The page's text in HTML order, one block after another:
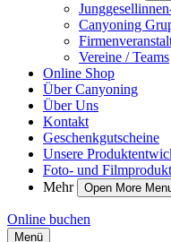
Canyoning
Vereine / Teams
Online Shop
Über Canyoning
Über Uns
Kontakt
Geschenkgutscheine
Unsere
Foto- und
Mehr
Open More
Online buchen
Menü